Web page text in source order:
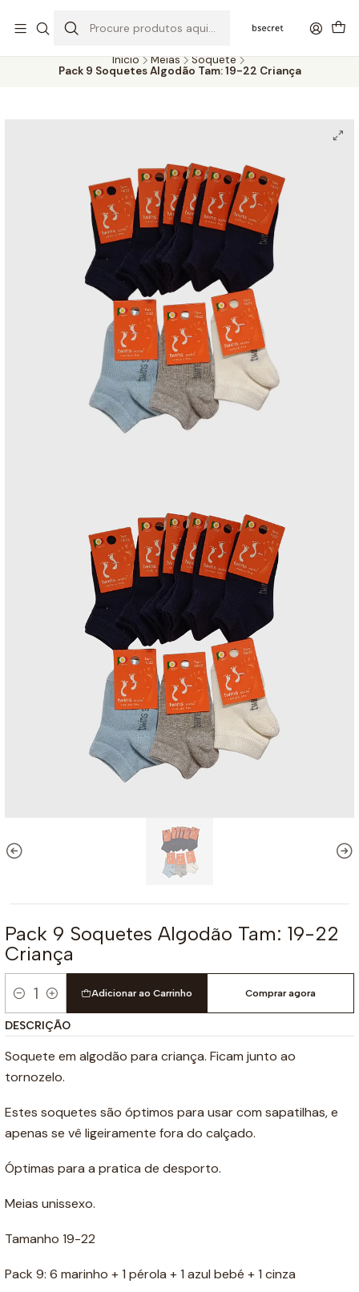
A 5 DIAS
Início Meias
Soquete
Pack 9 Soquetes Algodão Tam: 19-22 Criança
Pack 9 Soquetes Algodão Tam: 19-22
Criança
Quantidade
Adicionar ao Carrinho Comprar agora
DESCRIÇÃO
Soquete em algodão para criança. Ficam junto ao
tornozelo.
Estes soquetes são óptimos para usar com sapatilhas, e
apenas se vê ligeiramente fora do calçado.
Óptimas para a pratica de desporto.
Meias unissexo.
Tamanho 19-22
Pack 9: 6 marinho + 1 pérola + 1 azul bebé + 1 cinza